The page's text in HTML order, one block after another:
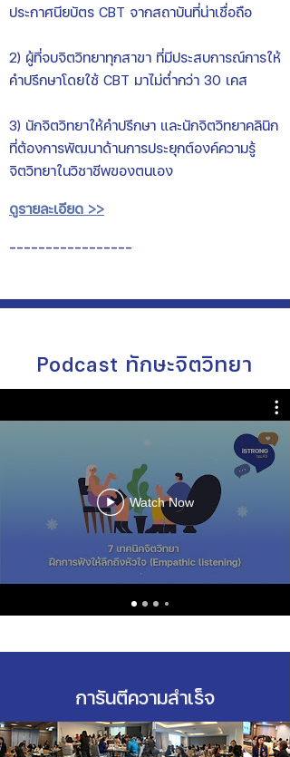
ประกาศนียบัตร CBT จากสถาบันที่น่าเชื่อถือ
2) ผู้ที่จบจิตวิทยาทุกสาขา ที่มีประสบการณ์การให้
คำปรึกษาโดยใช้ CBT มาไม่ต่ำกว่า 30 เคส
3) นักจิตวิทยาให้คำปรึกษา และนักจิตวิทยาคลินิก
ที่ต้องการพัฒนาด้านการประยุกต์องค์ความรู้
จิตวิทยาในวิชาชีพของตนเอง
ดูรายละเอียด >>
-----------------
Podcast ทักษะจิตวิทยา
Watch Now
การันตีความสำเร็จ